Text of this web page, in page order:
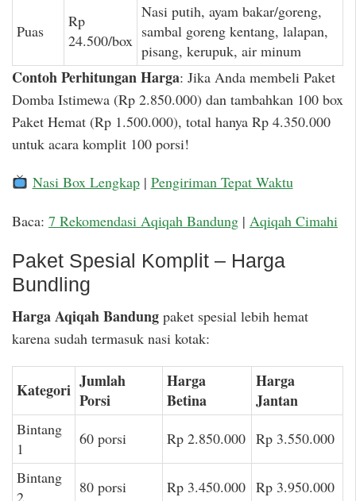
Puas
Rp
24.500/box
Nasi putih, ayam bakar/goreng,
sambal goreng kentang, lalapan,
pisang, kerupuk, air minum
Contoh Perhitungan Harga: Jika Anda membeli Paket
Domba Istimewa (Rp 2.850.000) dan tambahkan 100 box
Paket Hemat (Rp 1.500.000), total hanya Rp 4.350.000
untuk acara komplit 100 porsi!
Nasi Box Lengkap| Pengiriman Tepat Waktu
Baca: 7 Rekomendasi Aqiqah Bandung | Aqiqah Cimahi
Paket Spesial Komplit – Harga
Bundling
Harga Aqiqah Bandung paket spesial lebih hemat
karena sudah termasuk nasi kotak:
Kategori Jumlah
Porsi
Harga
Betina
Harga
Jantan
Bintang
1
60 porsi Rp 2.850.000 Rp 3.550.000
Bintang
2
80 porsi Rp 3.450.000 Rp 3.950.000